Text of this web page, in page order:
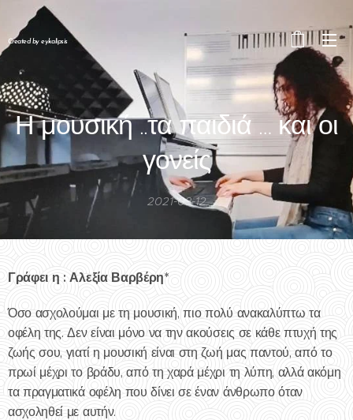
Created by eykalipsis
Η μουσική ..τα παιδιά … και οι
γονείς
2021-03-12
Γράφει η : Αλεξία Βαρβέρη*
Όσο ασχολούμαι με τη μουσική, πιο πολύ ανακαλύπτω τα
οφέλη της. Δεν είναι μόνο να την ακούσεις σε κάθε πτυχή της
ζωής σου, γιατί η μουσική είναι στη ζωή μας παντού, από το
πρωί μέχρι το βράδυ, από τη χαρά μέχρι τη λύπη, αλλά ακόμη
τα πραγματικά οφέλη που δίνει σε έναν άνθρωπο όταν
ασχοληθεί με αυτήν.